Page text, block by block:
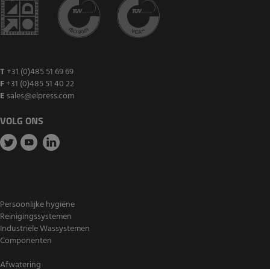
T +31 (0)485 51 69 69
F+31 (0)485 51 40 22
E sales@elpress.com
VOLG ONS
Persoonlijke hygiëne
Reinigingssystemen
Industriële Wassystemen
Componenten
Afwatering